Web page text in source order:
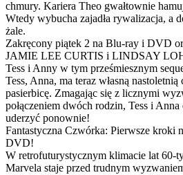
chmury. Kariera Theo gwałtownie
Wtedy wybucha zajadła rywalizacja, a
żale.
Zakręcony piątek 2 na Blu-ray i DVD
JAMIE LEE CURTIS i LINDSAY
Tess i Anny w tym prześmiesznym
Tess, Anna, ma teraz własną nastoletnią
pasierbicę. Zmagając się z licznymi
połączeniem dwóch rodzin, Tess i
uderzyć ponownie!
Fantastyczna Czwórka: Pierwsze
DVD!
W retrofuturystycznym klimacie lat 60-
Marvela staje przed trudnym